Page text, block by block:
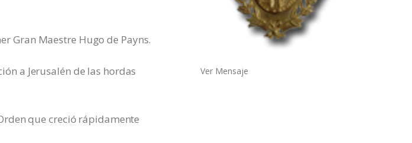
Gran Maestre Hugo de Payns.
a Jerusalén de las hordas
que creció rápidamente
Ver Mensaje